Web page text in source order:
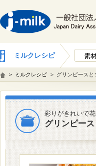
ミルクレシピ 素
> ミルクレシピ > グリンピースと
彩りがきれいで
グリンピー